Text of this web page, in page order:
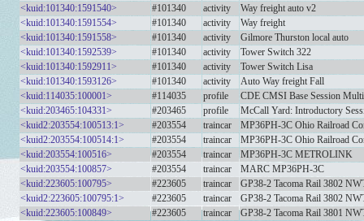
<kuid:101340:1591540>
#101340 activity
Way freight auto v2
<kuid:101340:1591554>
#101340 activity
Way freight
<kuid:101340:1591558>
#101340 activity
Gilmore Thurston local auto
<kuid:101340:1592539>
#101340 activity
Tower Switch 322
<kuid:101340:1592911>
#101340 activity
Tower Switch Lisa
<kuid:101340:1593126>
#101340 activity
Auto Way freight Fall
<kuid:114035:100001>
#114035 profile
CDE CMSI Base Session
<kuid:203465:104331>
#203465 profile
McCall Yard: Introductory
<kuid2:203554:100513:1>
#203554 traincar
MP36PH-3C Ohio Railroad
<kuid2:203554:100514:1>
#203554 traincar
MP36PH-3C Ohio Railroad
<kuid:203554:100516>
#203554 traincar
MP36PH-3C METROLINK
<kuid:203554:100857>
#203554 traincar
MARC MP36PH-3C
<kuid:223605:100795>
#223605 traincar
GP38-2 Tacoma Rail 3802
<kuid2:223605:100795:1>
#223605 traincar
GP38-2 Tacoma Rail 3802
<kuid:223605:100849>
#223605 traincar
GP38-2 Tacoma Rail 3801